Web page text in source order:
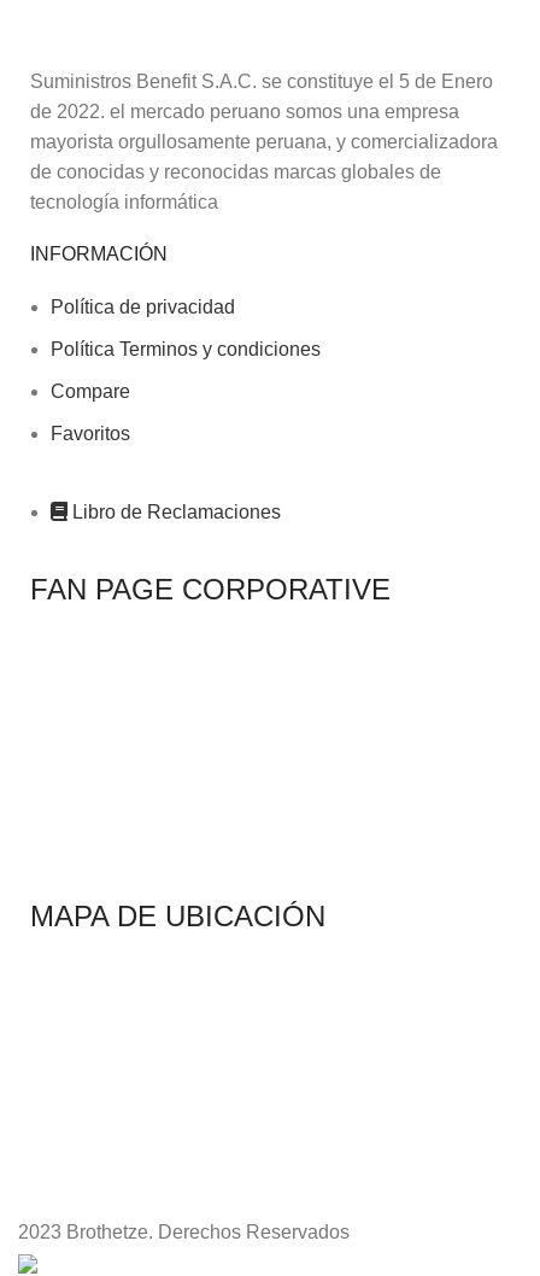
Suministros Benefit S.A.C. se constituye el 5 de Enero
de 2022. el mercado peruano somos una empresa
mayorista orgullosamente peruana, y comercializadora
de conocidas y reconocidas marcas globales de
tecnología informática
INFORMACIÓN
Política de privacidad
Política Terminos y condiciones
Compare
Favoritos
Libro de Reclamaciones
FAN PAGE CORPORATIVE
MAPA DE UBICACIÓN
2023 Brothetze. Derechos Reservados